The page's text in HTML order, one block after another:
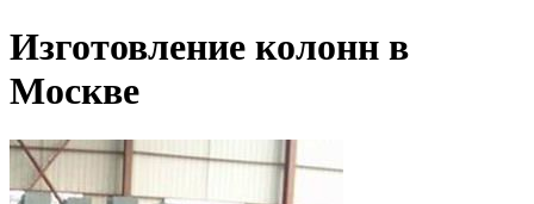
Изготовление колонн в
Москве